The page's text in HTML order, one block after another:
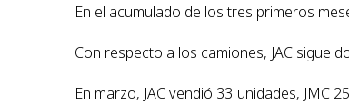
En el acumulado de los tres primeros
Con respecto a los camiones, JAC sigue
En marzo, JAC vendió 33 unidades, JMC